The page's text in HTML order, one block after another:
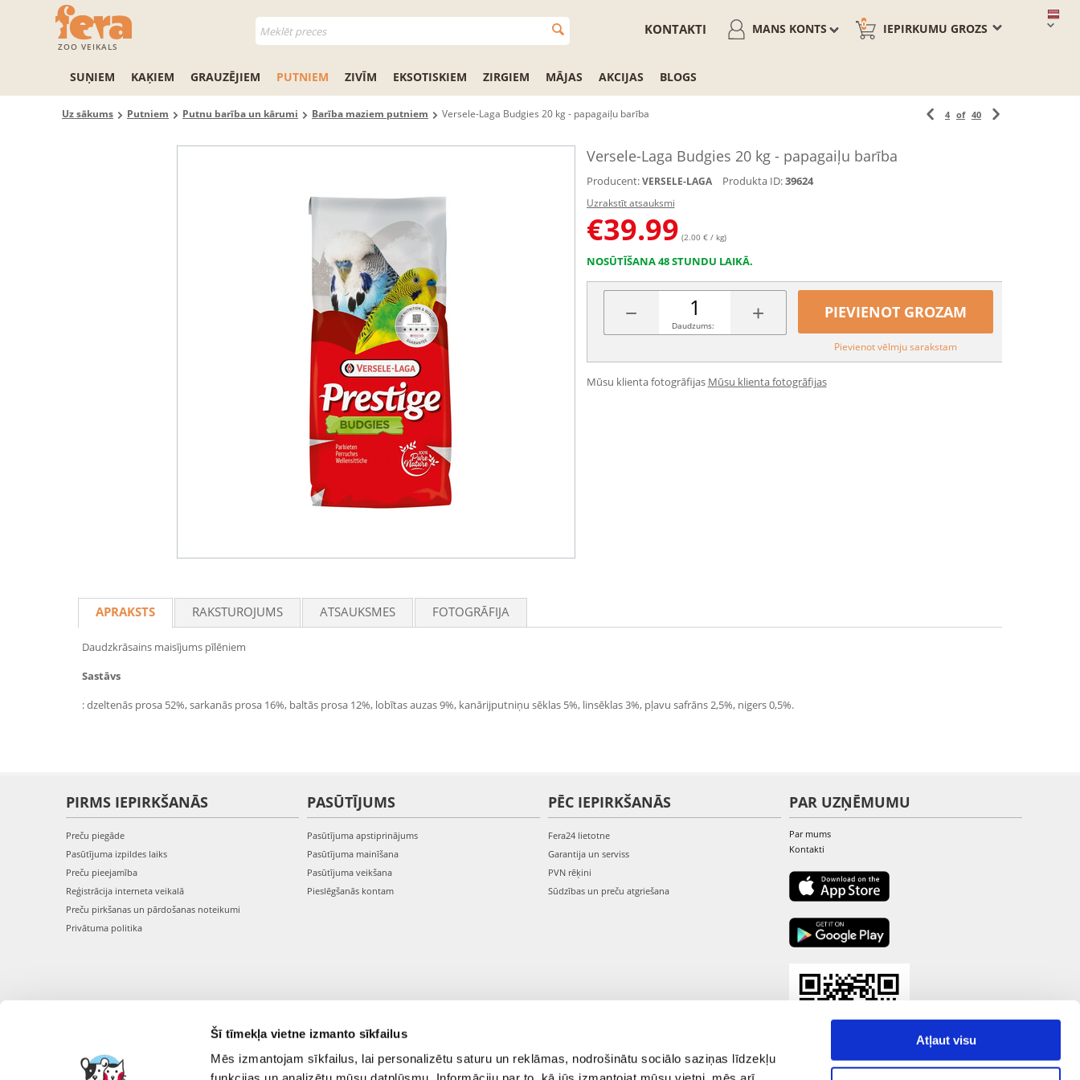
Šī tīmekļa vietne izmanto sīkfailus
Mēs izmantojam sīkfailus, lai personalizētu saturu un reklāmas, nodrošinātu sociālo saziņas līdzekļu
Atļaut visu
ZOO VEIKALS
IEPIRKUMU GROZS
0
MANS KONTS
KONTAKTI
SUŅIEM KAĶIEM GRAUZĒJIEM PUTNIEM ZIVĪM EKSOTISKIEM ZIRGIEM MĀJAS AKCIJAS BLOGS
Uz sākums Putniem Putnu barība un kārumi Barība maziem putniem Versele-Laga Budgies 20 kg - papagaiļu barība 4 of 40
Versele-Laga Budgies 20 kg - papagaiļu barība
Producent: VERSELE-LAGA Produkta ID:39624
Uzrakstīt atsauksmi
€39.99 (2.00 € / kg)
NOSŪTĪŠANA 48 STUNDU LAIKĀ.
− +
Daudzums:
PIEVIENOT GROZAM
Pievienot vēlmju sarakstam
Mūsu klienta fotogrāfijas Mūsu klienta fotogrāfijas
APRAKSTS RAKSTUROJUMS ATSAUKSMES FOTOGRĀFIJA
Daudzkrāsains maisījums pīlēniem
Sastāvs
: dzeltenās prosa 52%, sarkanās prosa 16%, baltās prosa 12%, lobītas auzas 9%, kanārijputniņu sēklas 5%, linsēklas 3%, pļavu safrāns 2,5%, nigers 0,5%.
PIRMS IEPIRKŠANĀS
Preču piegāde
Pasūtījuma izpildes laiks
Preču pieejamība
Reģistrācija interneta veikalā
Preču pirkšanas un pārdošanas noteikumi
Privātuma politika
PASŪTĪJUMS
Pasūtījuma apstiprinājums
Pasūtījuma mainīšana
Pasūtījuma veikšana
Pieslēgšanās kontam
PĒC IEPIRKŠANĀS
Fera24 lietotne
Garantija un serviss
PVN rēķini
Sūdzības un preču atgriešana
PAR UZŅĒMUMU
Par mums
Kontakti